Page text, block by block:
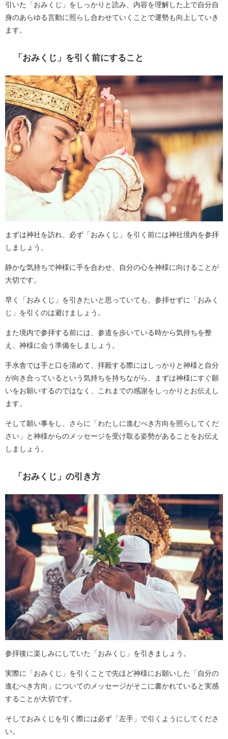
引いた「おみくじ」をしっかりと読み、内容を理解した上で自分自
身のあらゆる言動に照らし合わせていくことで運勢も向上していき
ます。
「おみくじ」を引く前にすること
まずは神社を訪れ、必ず「おみくじ」を引く前には神社境内を参拝
しましょう。
静かな気持ちで神様に手を合わせ、自分の心を神様に向けることが
大切です。
早く「おみくじ」を引きたいと思っていても、参拝せずに「おみく
じ」を引くのは避けましょう。
また境内で参拝する前には、参道を歩いている時から気持ちを整
え、神様に会う準備をしましょう。
手水舎では手と口を清めて、拝殿する際にはしっかりと神様と自分
が向き合っているという気持ちを持ちながら、まずは神様にすぐ願
いをお願いするのではなく、これまでの感謝をしっかりとお伝えし
ます。
そして願い事をし、さらに「わたしに進むべき方向を照らしてくだ
さい」と神様からのメッセージを受け取る姿勢があることをお伝え
しましょう。
「おみくじ」の引き方
参拝後に楽しみにしていた「おみくじ」を引きましょう。
実際に「おみくじ」を引くことで先ほど神様にお願いした「自分の
進むべき方向」についてのメッセージがそこに書かれていると実感
することが大切です。
そしておみくじを引く際には必ず「左手」で引くようにしてくださ
い。